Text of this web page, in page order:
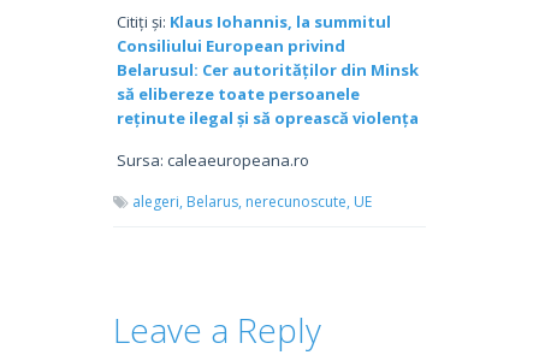
Citiți și: Klaus Iohannis, la summitul
Consiliului European privind
Belarusul: Cer autorităților din Minsk
să elibereze toate persoanele
reținute ilegal și să oprească violența
Sursa: caleaeuropeana.ro
alegeri, Belarus, nerecunoscute, UE
Leave a Reply